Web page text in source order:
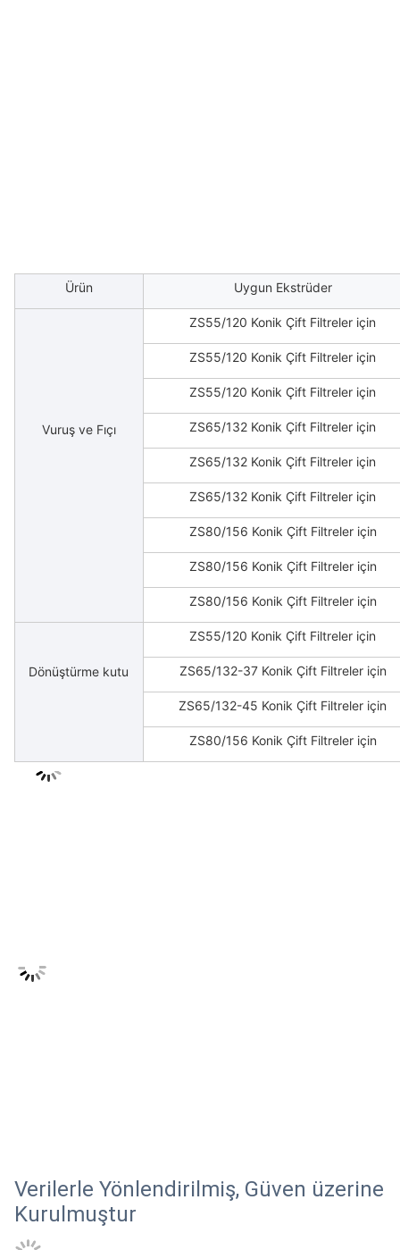
Ürün Uygun Ekstrüder
Vuruş ve Fıçı
ZS55/120 Konik Çift Filtreler için
ZS55/120 Konik Çift Filtreler için
ZS55/120 Konik Çift Filtreler için
ZS65/132 Konik Çift Filtreler için
ZS65/132 Konik Çift Filtreler için
ZS65/132 Konik Çift Filtreler için
ZS80/156 Konik Çift Filtreler için
ZS80/156 Konik Çift Filtreler için
ZS80/156 Konik Çift Filtreler için
Dönüştürme kutu
ZS55/120 Konik Çift Filtreler için
ZS65/132-37 Konik Çift Filtreler için
ZS65/132-45 Konik Çift Filtreler için
ZS80/156 Konik Çift Filtreler için
Verilerle Yönlendirilmiş, Güven üzerine
Kurulmuştur